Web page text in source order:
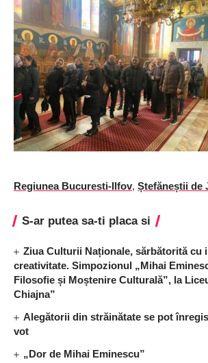
Regiunea Bucuresti-Ilfov, Ștefăneștii de
S-ar putea sa-ti placa si
Ziua Culturii Naționale, sărbătorită cu
creativitate. Simpozionul „Mihai
Filosofie și Moștenire Culturală”, la
Chiajna”
Alegătorii din străinătate se pot
vot
„Dor de Mihai Eminescu”